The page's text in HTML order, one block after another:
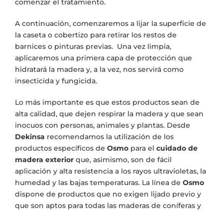
comenzar el tratamiento.
A continuación, comenzaremos a lijar la superficie de
la caseta o cobertizo para retirar los restos de
barnices o pinturas previas. Una vez limpia,
aplicaremos una primera capa de protección que
hidratará la madera y, a la vez, nos servirá como
insecticida y fungicida.
Lo más importante es que estos productos sean de
alta calidad, que dejen respirar la madera y que sean
inocuos con personas, animales y plantas. Desde
Dekinsa recomendamos la utilización de los
productos específicos de Osmo para el cuidado de
madera exterior que, asimismo, son de fácil
aplicación y alta resistencia a los rayos ultravioletas, la
humedad y las bajas temperaturas. La línea de Osmo
dispone de productos que no exigen lijado previo y
que son aptos para todas las maderas de coníferas y